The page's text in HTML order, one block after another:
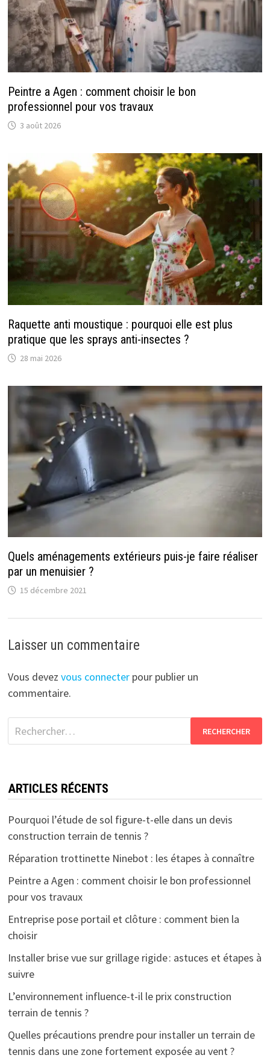
Peintre a Agen : comment choisir le bon
professionnel pour vos travaux
3 août 2026
Raquette anti moustique : pourquoi elle est plus
pratique que les sprays anti-insectes ?
28 mai 2026
Quels aménagements extérieurs puis-je faire réaliser
par un menuisier ?
15 décembre 2021
Laisser un commentaire
Vous devez vous connecterpour publier un
commentaire.
Rechercher :
ARTICLES RÉCENTS
Pourquoi l’étude de sol figure-t-elle dans un devis
construction terrain de tennis ?
Réparation trottinette Ninebot : les étapes à connaître
Peintre a Agen : comment choisir le bon professionnel
pour vos travaux
Entreprise pose portail et clôture : comment bien la
choisir
Installer brise vue sur grillage rigide : astuces et étapes à
suivre
L’environnement influence-t-il le prix construction
terrain de tennis ?
Quelles précautions prendre pour installer un terrain de
tennis dans une zone fortement exposée au vent ?